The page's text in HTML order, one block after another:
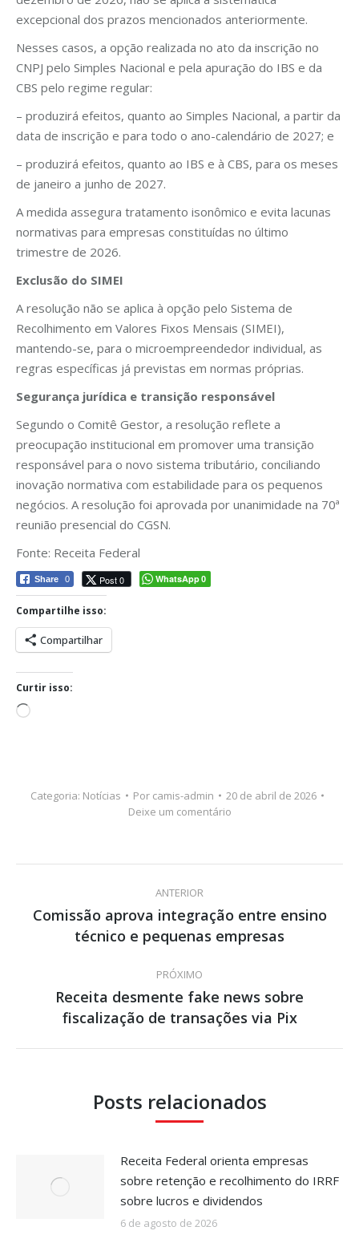
excepcional dos prazos mencionados anteriormente.
Nesses casos, a opção realizada no ato da inscrição no
CNPJ pelo Simples Nacional e pela apuração do IBS e da
CBS pelo regime regular:
– produzirá efeitos, quanto ao Simples Nacional, a partir da
data de inscrição e para todo o ano-calendário de 2027; e
– produzirá efeitos, quanto ao IBS e à CBS, para os meses
de janeiro a junho de 2027.
A medida assegura tratamento isonômico e evita lacunas
normativas para empresas constituídas no último
trimestre de 2026.
Exclusão do SIMEI
A resolução não se aplica à opção pelo Sistema de
Recolhimento em Valores Fixos Mensais (SIMEI),
mantendo-se, para o microempreendedor individual, as
regras específicas já previstas em normas próprias.
Segurança jurídica e transição responsável
Segundo o Comitê Gestor, a resolução reflete a
preocupação institucional em promover uma transição
responsável para o novo sistema tributário, conciliando
inovação normativa com estabilidade para os pequenos
negócios. A resolução foi aprovada por unanimidade na 70ª
reunião presencial do CGSN.
Fonte: Receita Federal
Share 0 Post 0 WhatsApp0
Compartilhe isso:
Compartilhar
Curtir isso:
Carregando...
Categoria: Notícias Por camis-admin
20 de abril de 2026
Deixe um comentário
Navegação
de
post:
ANTERIOR
Post
anterior:
Comissão aprova integração entre ensino
técnico e pequenas empresas
PRÓXIMO
Próximo
post:
Receita desmente fake news sobre
fiscalização de transações via Pix
Posts relacionados
Receita Federal orienta empresas
sobre retenção e recolhimento do IRRF
sobre lucros e dividendos
6 de agosto de 2026